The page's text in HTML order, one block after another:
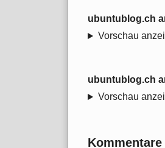
ubuntublog.ch
Vorschau
ubuntublog.ch
Vorschau
Kommentare